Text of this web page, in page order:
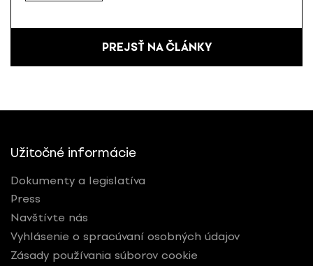
PREJSŤ NA ČLÁNKY
Užitočné informácie
Dokumenty a legislatíva
Press
Navštívte nás
Vyhlásenie o spracúvaní osobných údajov
Zásady používania súborov cookie